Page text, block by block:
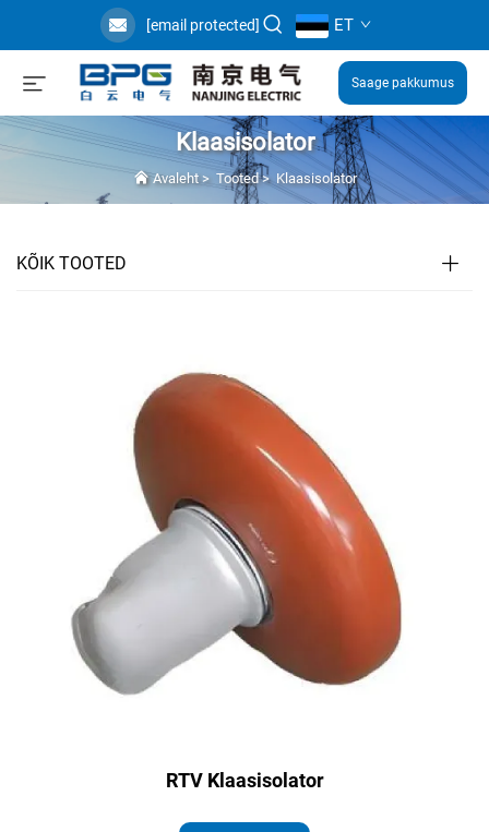
[email protected] ET
Saage pakkumus
Klaasisolator
Avaleht> Tooted> Klaasisolator
KÕIK TOOTED
RTV Klaasisolator